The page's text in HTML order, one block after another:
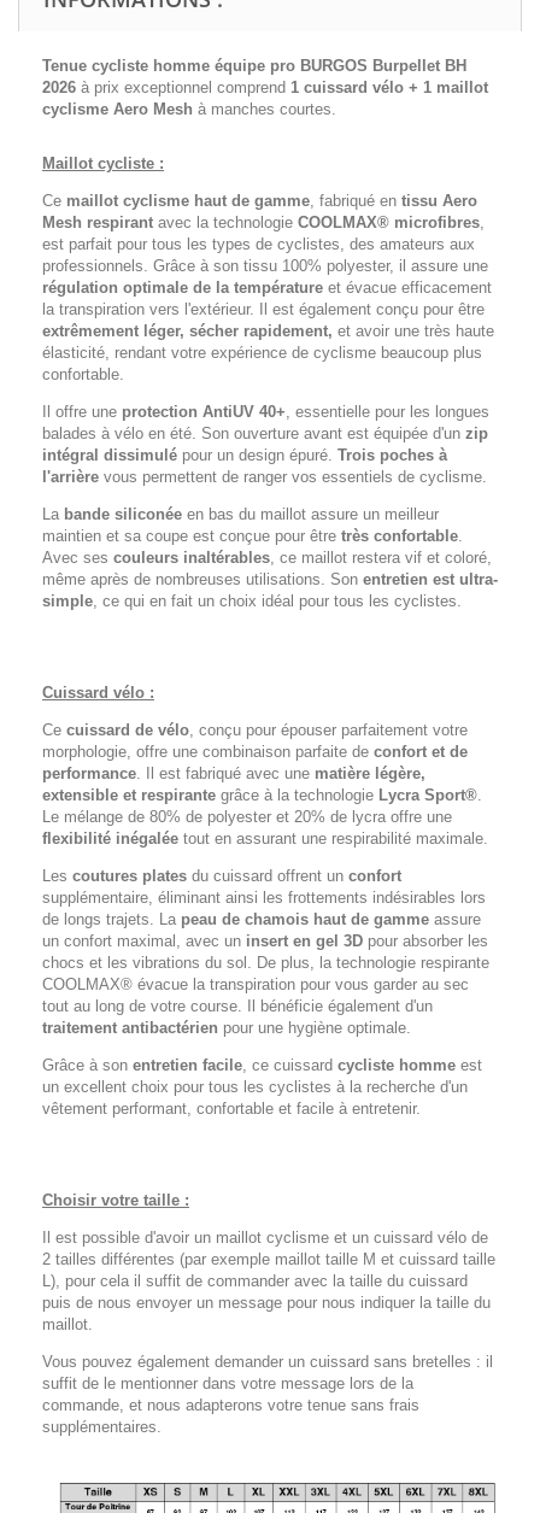
Tenue cycliste homme équipe pro BURGOS Burpellet BH
2026 à prix exceptionnel comprend 1 cuissard vélo + 1 maillot
cyclisme Aero Mesh à manches courtes.
Maillot cycliste :
Ce maillot cyclisme haut de gamme, fabriqué en tissu Aero
Mesh respirant avec la technologie COOLMAX® microfibres,
est parfait pour tous les types de cyclistes, des amateurs aux
professionnels. Grâce à son tissu 100% polyester, il assure une
régulation optimale de la température et évacue efficacement
la transpiration vers l'extérieur. Il est également conçu pour être
extrêmement léger, sécher rapidement, et avoir une très haute
élasticité, rendant votre expérience de cyclisme beaucoup plus
confortable.
Il offre une protection AntiUV 40+, essentielle pour les longues
balades à vélo en été. Son ouverture avant est équipée d'un zip
intégral dissimulé pour un design épuré. Trois poches à
l'arrière vous permettent de ranger vos essentiels de cyclisme.
La bande siliconée en bas du maillot assure un meilleur
maintien et sa coupe est conçue pour être très confortable.
Avec ses couleurs inaltérables, ce maillot restera vif et coloré,
même après de nombreuses utilisations. Son entretien est ultra-
simple, ce qui en fait un choix idéal pour tous les cyclistes.
Cuissard vélo :
Ce cuissard de vélo, conçu pour épouser parfaitement votre
morphologie, offre une combinaison parfaite de confort et de
performance. Il est fabriqué avec une matière légère,
extensible et respirante grâce à la technologie Lycra Sport®.
Le mélange de 80% de polyester et 20% de lycra offre une
flexibilité inégalée tout en assurant une respirabilité maximale.
Les coutures plates du cuissard offrent un confort
supplémentaire, éliminant ainsi les frottements indésirables lors
de longs trajets. La peau de chamois haut de gamme assure
un confort maximal, avec un insert en gel 3D pour absorber les
chocs et les vibrations du sol. De plus, la technologie respirante
COOLMAX® évacue la transpiration pour vous garder au sec
tout au long de votre course. Il bénéficie également d'un
traitement antibactérien pour une hygiène optimale.
Grâce à son entretien facile, ce cuissard cycliste homme est
un excellent choix pour tous les cyclistes à la recherche d'un
vêtement performant, confortable et facile à entretenir.
Choisir votre taille :
Il est possible d'avoir un maillot cyclisme et un cuissard vélo de
2 tailles différentes (par exemple maillot taille M et cuissard taille
L), pour cela il suffit de commander avec la taille du cuissard
puis de nous envoyer un message pour nous indiquer la taille du
maillot.
Vous pouvez également demander un cuissard sans bretelles : il
suffit de le mentionner dans votre message lors de la
commande, et nous adapterons votre tenue sans frais
supplémentaires.